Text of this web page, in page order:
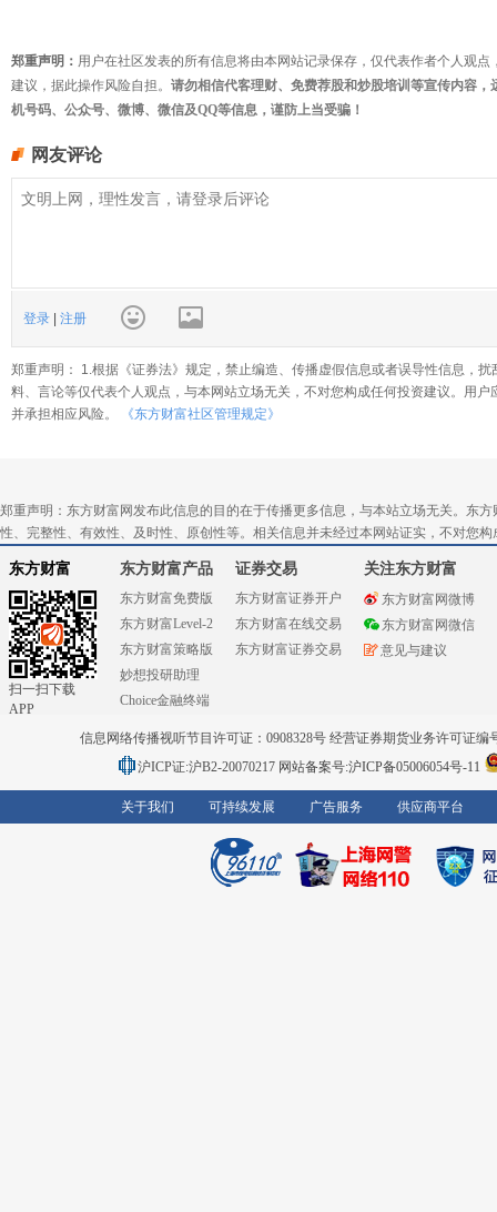
郑重声明： 用户在社区发表的所有信息将由本网站记录保存，仅代表作者个人观
建议，据此操作风险自担。 请勿相信代客理财、免费荐股和炒股培训等宣传内容
机号码、公众号、微博、微信及QQ等信息，谨防上当受骗！
网友评论
登录 注册
郑重声明： 1.根据《证券法》规定，禁止编造、传播虚假信息或者误导性信息，
料、言论等仅代表个人观点，与本网站立场无关，不对您构成任何投资建议。用
并承担相应风险。
《东方财富社区管理规定》
郑重声明：东方财富网发布此信息的目的在于传播更多信息，与本站立场无关。东
性、完整性、有效性、及时性、原创性等。相关信息并未经过本网站证实，不对您
东方财富
扫一扫下载
APP
东方财富产品
东方财富免费版
东方财富Level-2
东方财富策略版
妙想投研助理
Choice金融终端
证券交易
东方财富证券开户
东方财富在线交易
东方财富证券交易
关注东方财富
东方财富网微博
东方财富网微信
意见与建议
信息网络传播视听节目许可证：0908328号 经营证券期货业务许可证编
沪ICP证:沪B2-20070217 网站备案号:沪ICP备05006054号-11
关于我们 可持续发展 广告服务 供应商平台